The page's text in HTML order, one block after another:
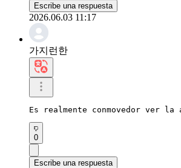
Escribe una respuesta
2026.06.03 11:17
가지런한
Es realmente conmovedor ver
0
Escribe una respuesta